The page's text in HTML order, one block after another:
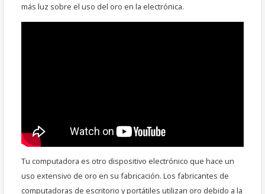
más luz sobre el uso del oro en la electrónica.
Tu computadora es otro dispositivo electrónico que hace un
uso extensivo de oro en su fabricación. Los fabricantes de
computadoras de escritorio y portátiles utilizan oro debido a la